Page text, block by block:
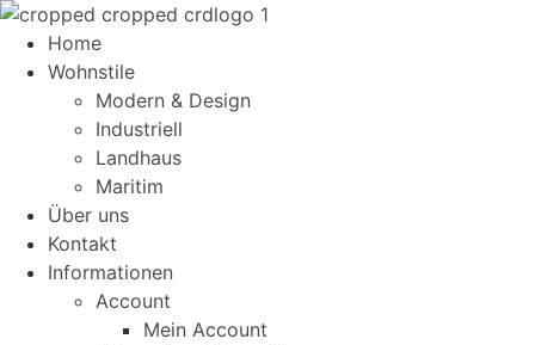
Home
Wohnstile
Modern & Design
Industriell
Landhaus
Maritim
Über uns
Kontakt
Informationen
Account
Mein Account